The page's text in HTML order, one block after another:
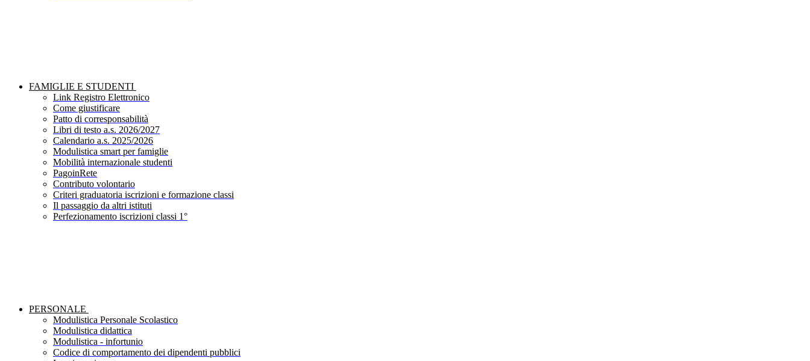
FAMIGLIE E STUDENTI
Link Registro Elettronico
Come giustificare
Patto di corresponsabilità
Libri di testo a.s. 2026/2027
Calendario a.s. 2025/2026
Modulistica smart per famiglie
Mobilità internazionale studenti
PagoinRete
Contributo volontario
Criteri graduatoria iscrizioni e formazione classi
Il passaggio da altri istituti
Perfezionamento iscrizioni classi 1°
PERSONALE
Modulistica Personale Scolastico
Modulistica didattica
Modulistica - infortunio
Codice di comportamento dei dipendenti pubblici